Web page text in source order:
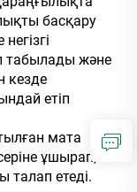
басқару
табылады және
кезде
етіп
мата
ұшырап,
талап етеді.